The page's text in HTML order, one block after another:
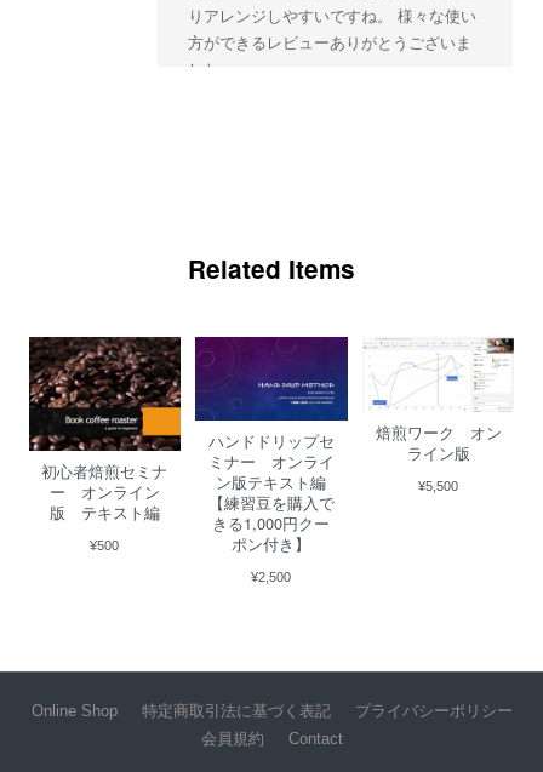
りアレンジしやすいですね。 様々な使い
方ができるレビューありがとうございま
した。
初めて知ったのはテレビでしたが、友達のお家が近かったので、その時
した。 プチプチ感とビネガー感がたまりません。 他の友達にも薦めた
く購入させて頂きました。 丁寧に発送してくださりありがとうござい
ました。 また食べれるの楽しみです。
この度は粒マスタードのご購入ありがと
うございます。 高評価くださり、嬉しい
です。 店舗では、この粒マスタードをお
土産やプレゼントでご購入される方がた
Related Items
初心者焙煎セミナ
ー オンライン
版 テキスト編
¥500
ハンドドリップセ
ミナー オンライ
ン版テキスト編
【練習豆を購入で
きる1,000円クー
ポン付き】
¥2,500
焙煎ワーク オン
ライン版
¥5,500
Online Shop 特定商取引法に基づく表記
プライバシーポリシー
会員規約
Contact